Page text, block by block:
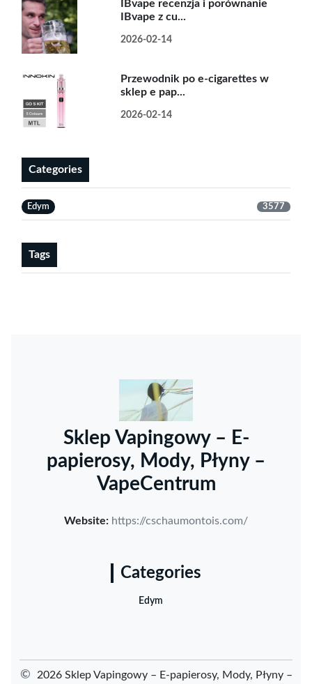
IBvape recenzja i porównanie
IBvape z cu...
2026-02-14
Przewodnik po e-cigarettes w
sklep e pap...
2026-02-14
Categories
Edym 3577
Tags
Sklep Vapingowy – E-
papierosy, Mody, Płyny –
VapeCentrum
Website: https://cschaumontois.com/
Categories
Edym
© 2026 Sklep Vapingowy – E-papierosy, Mody, Płyny –